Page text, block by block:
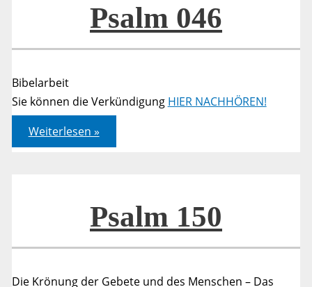
Psalm 046
Bibelarbeit
Sie können die Verkündigung HIER NACHHÖREN!
Psalm
046
Weiterlesen »
Psalm 150
Die Krönung der Gebete und des Menschen – Das